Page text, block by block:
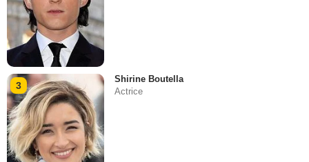
3
Shirine Boutella
Actrice